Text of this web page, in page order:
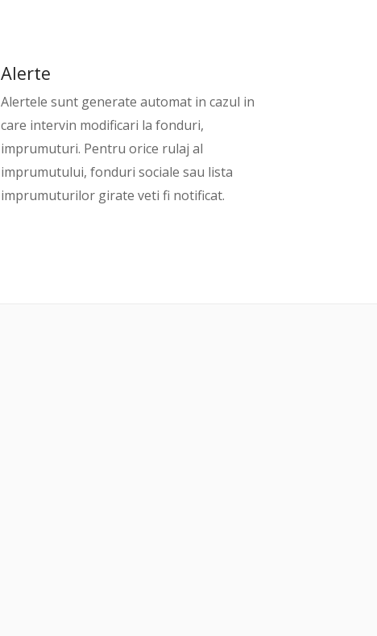
Alerte
Alertele sunt generate automat in cazul in
care intervin modificari la fonduri,
imprumuturi. Pentru orice rulaj al
imprumutului, fonduri sociale sau lista
imprumuturilor girate veti fi notificat.